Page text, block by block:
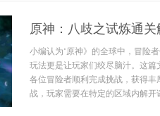
原神：八歧之试炼通关
小编认为‘原神》的全球中，冒险
玩法更是让玩家们绞尽脑汁。这
各位冒险者顺利完成挑战，获得
战，玩家需要在特定的区域内解